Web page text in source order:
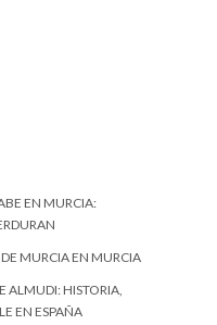
EN MURCIA:
MURCIA EN MURCIA
ALMUDI: HISTORIA,
EN ESPAÑA